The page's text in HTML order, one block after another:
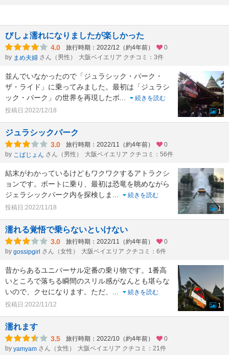
びしょ濡れになりましたが楽しかった
4.0 旅行時期：2022/12（約4年前）
0
by まめ夫婦 さん（男性） 大阪ベイエリア クチコミ：3件
並んでいなかったので「ジュラシック・パーク・
ザ・ライド」に乗ってみました。最初は「ジュラシ
ック・パーク」の世界を再現したボ...
続きを読む
投稿日:2022/12/18
1
ジュラシックパーク
3.0 旅行時期：2022/11（約4年前）
0
by こばじょん さん（男性） 大阪ベイエリア クチコミ：56件
結末がわかっているけどもワクワクするアトラクシ
ョンです。ボートに乗り、最初は恐竜を眺めながら
ジェラシックパーク内を探検しま ...
続きを読む
投稿日:2022/11/18
1
濡れる覚悟で乗らないといけない
3.0 旅行時期：2022/11（約4年前）
0
by gossipgirl さん（女性） 大阪ベイエリア クチコミ：6件
昔からあるユニバーサル定番の乗り物です。1番高
いところで落ちる瞬間のスリル感がなんとも堪らな
いので、クセになります。ただ、 ...
続きを読む
投稿日:2022/11/12
1
濡れます
3.5 旅行時期：2022/10（約4年前）
0
by yamyam さん（女性） 大阪ベイエリア クチコミ：21件